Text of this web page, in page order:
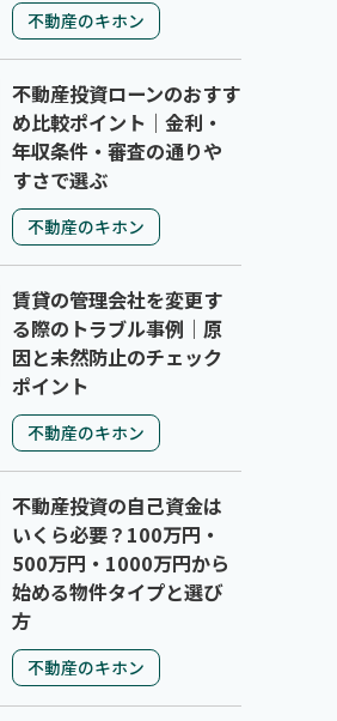
不動産のキホン
不動産投資ローンのおすす
め比較ポイント｜金利・
年収条件・審査の通りや
すさで選ぶ
不動産のキホン
賃貸の管理会社を変更す
る際のトラブル事例｜原
因と未然防止のチェック
ポイント
不動産のキホン
不動産投資の自己資金は
いくら必要？100万円・
500万円・1000万円から
始める物件タイプと選び
方
不動産のキホン